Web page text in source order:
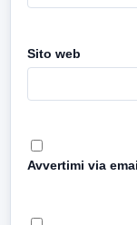
Sito web
Avvertimi via